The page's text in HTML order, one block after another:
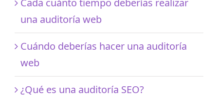
Cada cuánto tiempo deberías realizar
una auditoría web
Cuándo deberías hacer una auditoría
web
¿Qué es una auditoría SEO?